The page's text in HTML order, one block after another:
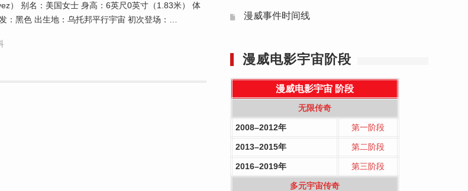
） 别名：美国女士 身高：6英尺0英寸（1.83米） 体
：黑色 出生地：乌托邦平行宇宙 初次登场：…
漫威事件时间线
漫威电影宇宙阶段
漫威电影宇宙 阶段
无限传奇
2008–2012年 第一阶段
2013–2015年 第二阶段
2016–2019年 第三阶段
多元宇宙传奇